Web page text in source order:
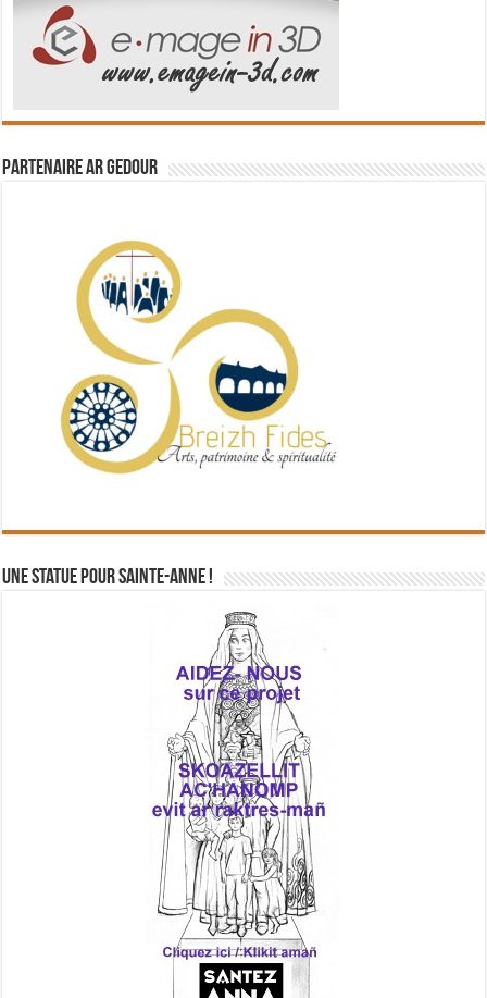
Partenaire Ar Gedour
Une statue pour Sainte-Anne !